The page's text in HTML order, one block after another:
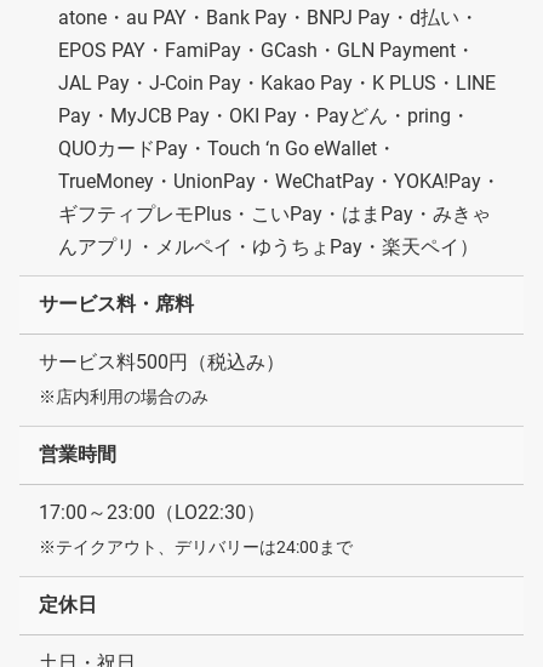
atone・au PAY・Bank Pay・BNPJ Pay・d払い・
EPOS PAY・FamiPay・GCash・GLN Payment・
JAL Pay・J-Coin Pay・Kakao Pay・K PLUS・LINE
Pay・MyJCB Pay・OKI Pay・Payどん・pring・
QUOカードPay・Touch ‘n Go eWallet・
TrueMoney・UnionPay・WeChatPay・YOKA!Pay・
ギフティプレモPlus・こいPay・はまPay・みきゃ
んアプリ・メルペイ・ゆうちょPay・楽天ペイ）
サービス料・席料
サービス料500円（税込み）
※店内利用の場合のみ
営業時間
17:00～23:00（LO22:30）
※テイクアウト、デリバリーは24:00まで
定休日